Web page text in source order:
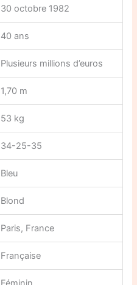
30 octobre 1982
40 ans
Plusieurs millions d’euros
1,70 m
53 kg
34-25-35
Bleu
Blond
Paris, France
Française